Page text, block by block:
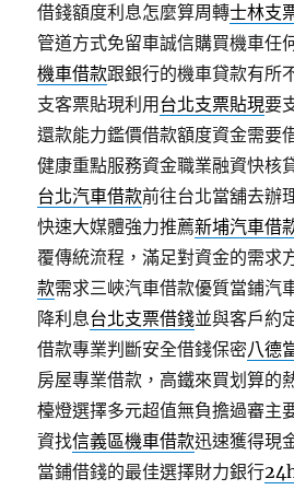
借錢額度利息怎麼算周轉士林支
管道方式免留車誠信購買機車任
機車借款跟銀行的機車貸款有所
支客票貼現利用 台北支票貼現要
還款能力鑑價借款額度資金需要
健康重點服務資金職業融資快核
台北汽車借款前往台北當舖去辦
快速大媒體強力推薦新埔汽車借
覆傳統流程，滿足對資金的需求
款需求三峽汽車借款優質當鋪汽
降利息台北支票借錢並與客戶約
借款專業判斷安全借錢保密八德
房屋專業借款，高鐵來買划算的
檯燈選擇多元超值無負擔過審主
資找信義區機車借款迅速獲得現
當鋪借錢的最佳選擇財力銀行